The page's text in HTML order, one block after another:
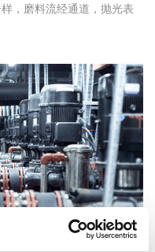
，磨料流经通道，抛光表